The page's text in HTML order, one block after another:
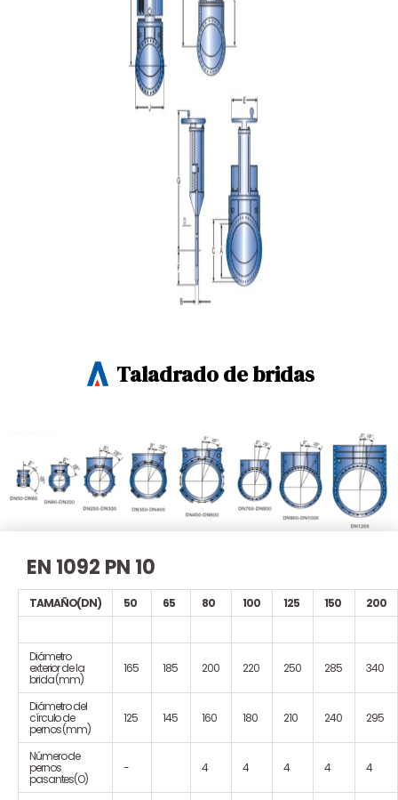
Taladrado de bridas
EN 1092 PN 10
TAMAÑO(DN) 50 65 80 100 125 150 200
Diámetro
exterior de la
brida (mm)
165 185 200 220 250 285 340
Diámetro del
círculo de
pernos (mm)
125 145 160 180 210 240 295
Número de
pernos
pasantes(O)
- 4 4 4 4 4